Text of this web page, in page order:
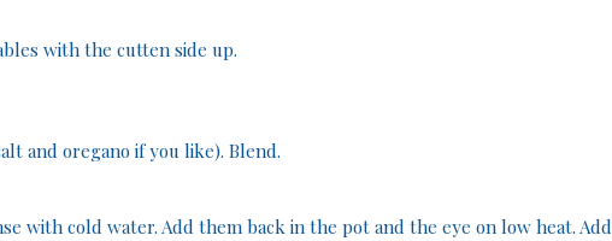
with the cutten side up.
and oregano if you like). Blend.
with cold water. Add them back in the pot and the eye on low heat. Add